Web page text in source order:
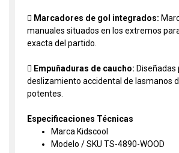
 Marcadores de gol integrados:
manuales situados en los extremos
exacta del partido.
 Empuñaduras de caucho: Diseñadas
deslizamiento accidental de lasmanos
potentes.
Especificaciones Técnicas
Marca Kidscool
Modelo / SKU TS-4890-WOOD